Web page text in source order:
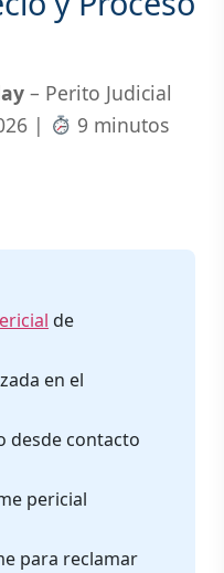
– Perito Judicial
|
9 minutos
de
en el
desde contacto
pericial
para reclamar